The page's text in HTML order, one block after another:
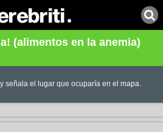
(alimentos en la anemia)
señala el lugar que ocuparía en el mapa.